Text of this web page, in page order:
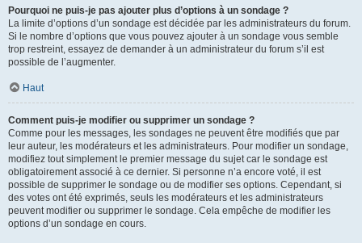
Pourquoi ne puis-je pas ajouter plus d’options à un sondage ?
La limite d’options d’un sondage est décidée par les administrateurs du forum.
Si le nombre d’options que vous pouvez ajouter à un sondage vous semble
trop restreint, essayez de demander à un administrateur du forum s’il est
possible de l’augmenter.
Haut
Comment puis-je modifier ou supprimer un sondage ?
Comme pour les messages, les sondages ne peuvent être modifiés que par
leur auteur, les modérateurs et les administrateurs. Pour modifier un sondage,
modifiez tout simplement le premier message du sujet car le sondage est
obligatoirement associé à ce dernier. Si personne n’a encore voté, il est
possible de supprimer le sondage ou de modifier ses options. Cependant, si
des votes ont été exprimés, seuls les modérateurs et les administrateurs
peuvent modifier ou supprimer le sondage. Cela empêche de modifier les
options d’un sondage en cours.